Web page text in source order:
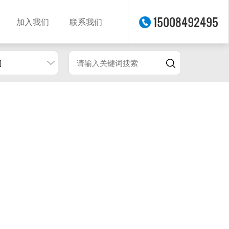
加入我们 联系我们 15008492495